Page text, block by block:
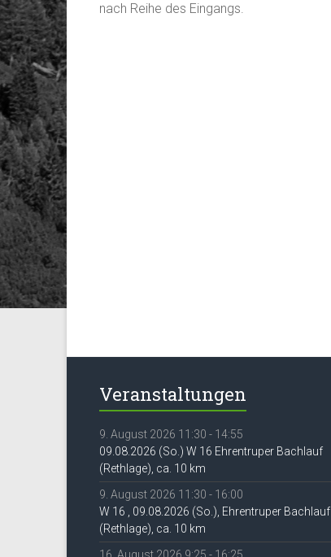
nach Reihe des Eingangs.
Veranstaltungen
9. August 2026 11:30 - 14:55
09.08.2026 (So.) W 16 Ehrentruper Bachlauf
(Rethlage), ca. 10 km
9. August 2026 11:30 - 16:00
W 16 , 09.08.2026 (So.), Ehrentruper Bachlauf
(Rethlage), ca. 10 km